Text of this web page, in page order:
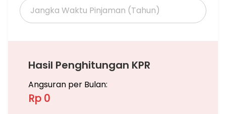
Hasil Penghitungan KPR
Angsuran per Bulan:
Rp 0